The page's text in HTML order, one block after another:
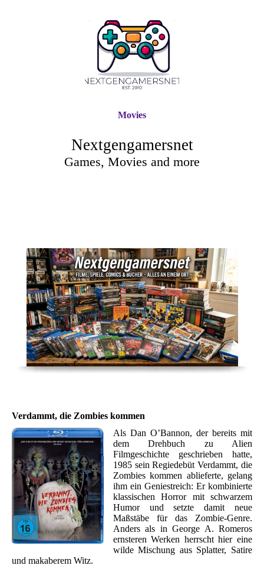
Nextgengamersnet
Games, Movies and more
Movies
Verdammt, die Zombies kommen
Als Dan O’Bannon, der bereits mit
dem Drehbuch zu Alien
Filmgeschichte geschrieben hatte,
1985 sein Regiedebüt Verdammt, die
Zombies kommen ablieferte, gelang
ihm ein Geniestreich: Er kombinierte
klassischen Horror mit schwarzem
Humor und setzte damit neue
Maßstäbe für das Zombie-Genre.
Anders als in George A. Romeros
ernsteren Werken herrscht hier eine
wilde Mischung aus Splatter, Satire
und makaberem Witz.